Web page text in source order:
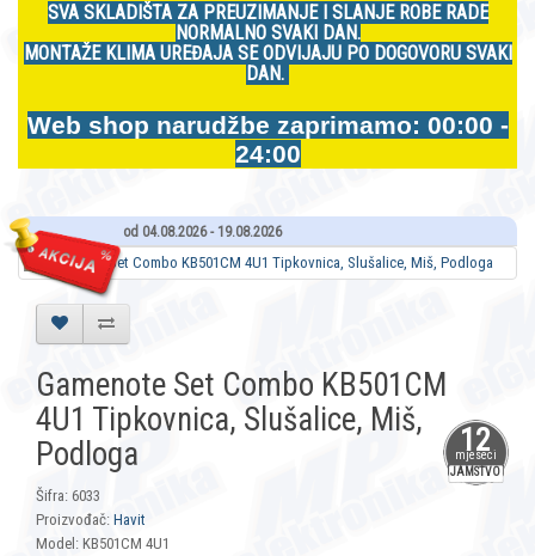
SVA SKLADIŠTA ZA PREUZIMANJE I SLANJE ROBE RADE
NORMALNO SVAKI DAN.
MONTAŽE KLIMA UREĐAJA SE ODVIJAJU PO DOGOVORU SVAKI
DAN.
Web shop narudžbe zaprimamo: 00:00 -
24:00
od 04.08.2026 - 19.08.2026
12
mjeseci
JAMSTVO
Gamenote Set Combo KB501CM
4U1 Tipkovnica, Slušalice, Miš,
Podloga
Šifra: 6033
Proizvođač: Havit
Model: KB501CM 4U1